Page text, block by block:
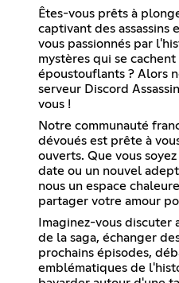
Êtes-vous prêts à
captivant des assassins
vous passionnés par
mystères qui se
époustouflants ? Alors
serveur Discord
vous !
Notre communauté
dévoués est prête à
ouverts. Que vous
date ou un nouvel
nous un espace
partager votre amour
Imaginez-vous discuter
de la saga, échanger
prochains épisodes,
emblématiques de